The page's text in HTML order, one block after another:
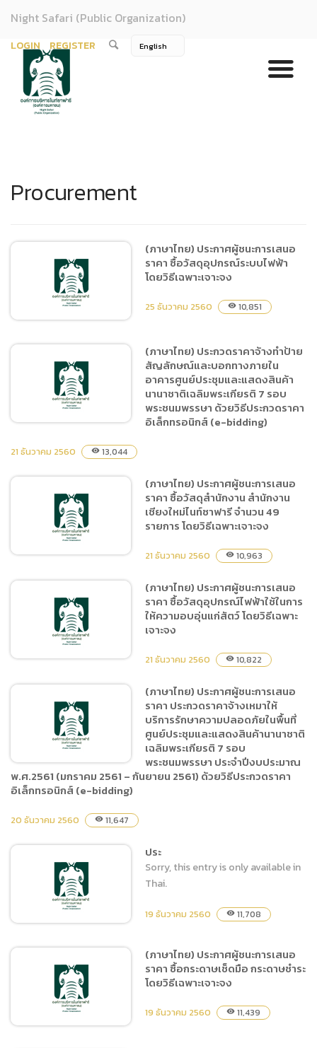
Night Safari (Public Organization)
LOGIN REGISTER
Procurement
(ภาษาไทย) ประกาศผู้ชนะการ
เสนอราคา ซื้อวัสดุอุปกรณ์
ระบบไฟฟ้า โดยวิธีเฉพาะ
เจาะจง
(ภาษาไทย) ประกาศผู้ชนะการเสนอ
ราคา ซื้อวัสดุอุปกรณ์ระบบไฟฟ้า
โดยวิธีเฉพาะเจาะจง
25 ธันวาคม 2560 visibility 10,851
(ภาษาไทย) ประกวดราคาจ้าง
ภายในอาคารศูนย์ประชุมและ
แสดงสินค้านานาชาติ
เฉลิมพระเกียรติ 7 รอบ
พระชนมพรรษา ด้วยวิธี
(e-bidding)
(ภาษาไทย) ประกวดราคาจ้างทำป้าย
สัญลักษณ์และบอกทางภายใน
อาคารศูนย์ประชุมและแสดงสินค้า
นานาชาติเฉลิมพระเกียรติ 7 รอบ
พระชนมพรรษา ด้วยวิธีประกวดราคา
อิเล็กทรอนิกส์ (e-bidding)
21 ธันวาคม 2560 visibility 13,044
(ภาษาไทย) ประกาศผู้ชนะการ
เสนอราคา ซื้อวัสดุสำนักงาน
สำนักงานเชียงใหม่ไนท์ซาฟารี
จำนวน 49 รายการ โดยวิธี
(ภาษาไทย) ประกาศผู้ชนะการเสนอ
ราคา ซื้อวัสดุสำนักงาน สำนักงาน
เชียงใหม่ไนท์ซาฟารี จำนวน 49
รายการ โดยวิธีเฉพาะเจาะจง
21 ธันวาคม 2560 visibility 10,963
(ภาษาไทย) ประกาศผู้ชนะการ
เสนอราคา ซื้อวัสดุอุปกรณ์
ไฟฟ้าใช้ในการให้ความอบอุ่น
แก่สัตว์ โดยวิธีเฉพาะเจาะจง
(ภาษาไทย) ประกาศผู้ชนะการเสนอ
ราคา ซื้อวัสดุอุปกรณ์ไฟฟ้าใช้ในการ
ให้ความอบอุ่นแก่สัตว์ โดยวิธีเฉพาะ
เจาะจง
21 ธันวาคม 2560 visibility 10,822
(ภาษาไทย) ประกาศผู้ชนะการ
เสนอราคา ประกวดราคาจ้าง
เหมาให้บริการรักษาความ
ปลอดภัยในพื้นที่ศูนย์ประชุม
และแสดงสินค้านานาชาติ
เฉลิมพระเกียรติ 7 รอบ
พระชนมพรรษา ประจำ
ปีงบประมาณ พ.ศ.2561
อิเล็กทรอนิกส์ (e-bidding)
(ภาษาไทย) ประกาศผู้ชนะการเสนอ
ราคา ประกวดราคาจ้างเหมาให้
บริการรักษาความปลอดภัยในพื้นที่
ศูนย์ประชุมและแสดงสินค้านานาชาติ
เฉลิมพระเกียรติ 7 รอบ
พระชนมพรรษา ประจำปีงบประมาณ
พ.ศ.2561 (มกราคม 2561 – กันยายน 2561) ด้วยวิธีประกวดราคา
อิเล็กทรอนิกส์ (e-bidding)
20 ธันวาคม 2560 visibility 11,647
ประ
Sorry, this entry is only available in
Thai.
19 ธันวาคม 2560 visibility 11,708
(ภาษาไทย) ประกาศผู้ชนะการเสนอ
ราคา ซื้อกระดาษเช็ดมือ กระดาษชำระ
โดยวิธีเฉพาะเจาะจง
19 ธันวาคม 2560 visibility 11,439